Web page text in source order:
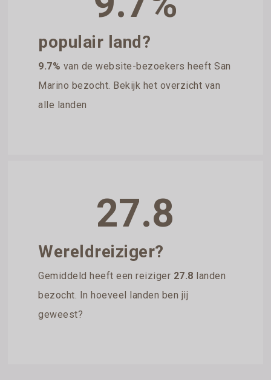
populair land?
9.7% van de website-bezoekers heeft San
Marino bezocht. Bekijk het overzicht van
alle landen
27.8
Wereldreiziger?
Gemiddeld heeft een reiziger 27.8 landen
bezocht. In hoeveel landen ben jij
geweest?